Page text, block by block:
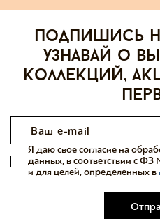
Подпишись
узнавай о
коллекций,
Я даю свое согласие на
данных, в соответствии с
и для целей, определенных в